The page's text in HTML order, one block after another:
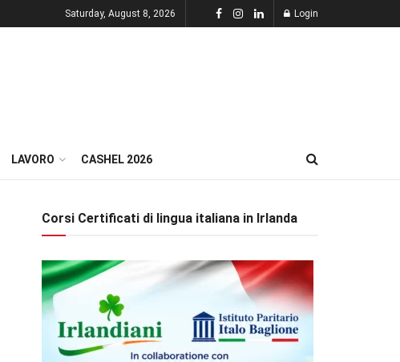
Saturday, August 8, 2026 Login
LAVORO CASHEL 2026
Corsi Certificati di lingua italiana in Irlanda